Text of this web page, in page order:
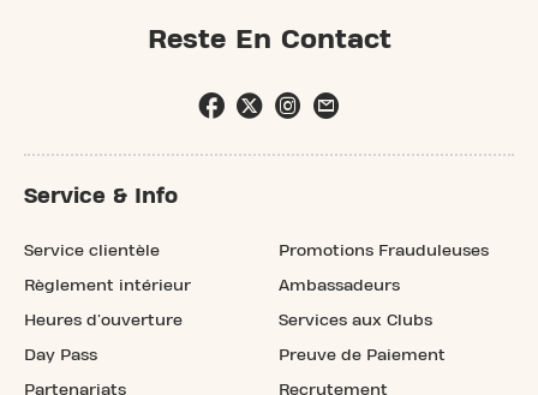
Reste En Contact
Service & Info
Service clientèle
Règlement intérieur
Heures d'ouverture
Day Pass
Partenariats
Promotions Frauduleuses
Ambassadeurs
Services aux Clubs
Preuve de Paiement
Recrutement